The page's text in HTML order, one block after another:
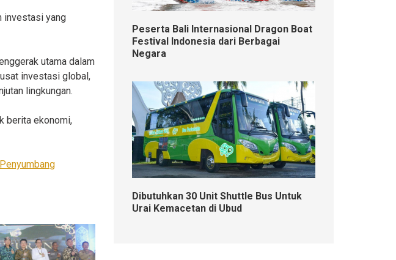
investasi yang
utama dalam
investasi global,
lingkungan.
berita ekonomi,
Penyumbang
Peserta Bali Internasional Dragon Boat
Festival Indonesia dari Berbagai
Negara
Dibutuhkan 30 Unit Shuttle Bus Untuk
Urai Kemacetan di Ubud